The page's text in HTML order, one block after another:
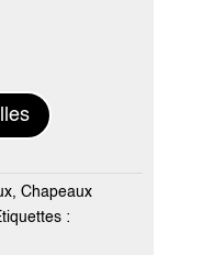
, Chapeaux
: